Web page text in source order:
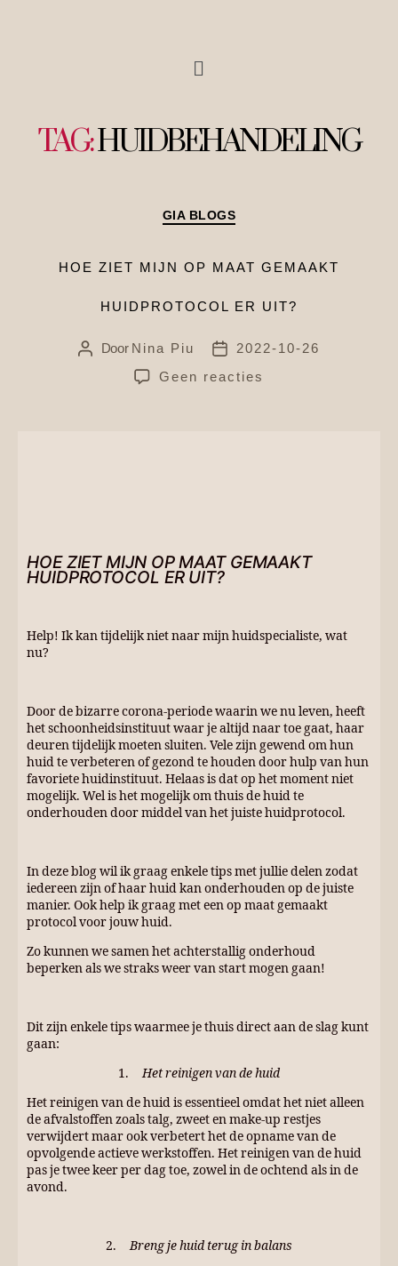
TAG:HUIDBEHANDELING
GIA BLOGS
HOE ZIET MIJN OP MAAT GEMAAKT
HUIDPROTOCOL ER UIT?
Door Nina Piu
2022-10-26
Geen reacties
HOE ZIET MIJN OP MAAT GEMAAKT
HUIDPROTOCOL ER UIT?
Help! Ik kan tijdelijk niet naar mijn huidspecialiste, wat
nu?
Door de bizarre corona-periode waarin we nu leven, heeft
het schoonheidsinstituut waar je altijd naar toe gaat, haar
deuren tijdelijk moeten sluiten. Vele zijn gewend om hun
huid te verbeteren of gezond te houden door hulp van hun
favoriete huidinstituut. Helaas is dat op het moment niet
mogelijk. Wel is het mogelijk om thuis de huid te
onderhouden door middel van het juiste huidprotocol.
In deze blog wil ik graag enkele tips met jullie delen zodat
iedereen zijn of haar huid kan onderhouden op de juiste
manier. Ook help ik graag met een op maat gemaakt
protocol voor jouw huid.
Zo kunnen we samen het achterstallig onderhoud
beperken als we straks weer van start mogen gaan!
Dit zijn enkele tips waarmee je thuis direct aan de slag kunt
gaan:
1.Het reinigen van de huid
Het reinigen van de huid is essentieel omdat het niet alleen
de afvalstoffen zoals talg, zweet en make-up restjes
verwijdert maar ook verbetert het de opname van de
opvolgende actieve werkstoffen. Het reinigen van de huid
pas je twee keer per dag toe, zowel in de ochtend als in de
avond.
2.Breng je huid terug in balans